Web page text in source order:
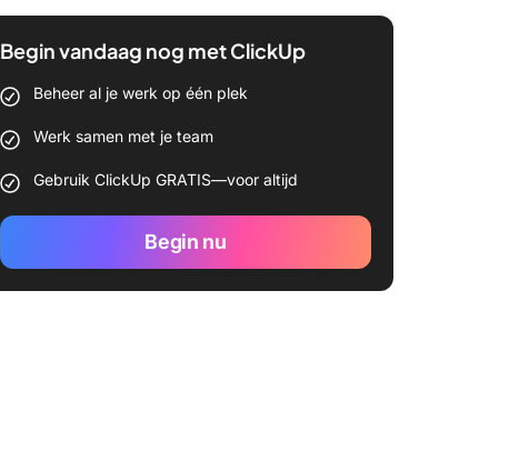
Begin vandaag nog met ClickUp
Beheer al je werk op één plek
Werk samen met je team
Gebruik ClickUp GRATIS—voor altijd
Begin nu